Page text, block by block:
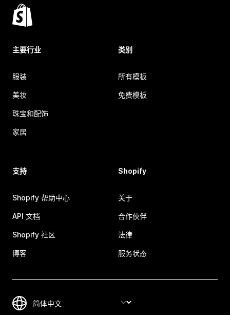
主要行业
服装
美妆
珠宝和配饰
家居
类别
所有模板
免费模板
支持
Shopify 帮助中心
API 文档
Shopify 社区
博客
Shopify
关于
合作伙伴
法律
服务状态